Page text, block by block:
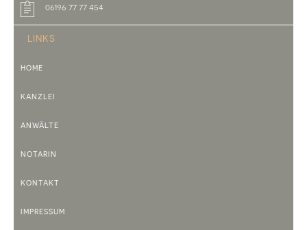
06196 77 77 454
LINKS
HOME
KANZLEI
ANWÄLTE
NOTARIN
KONTAKT
IMPRESSUM